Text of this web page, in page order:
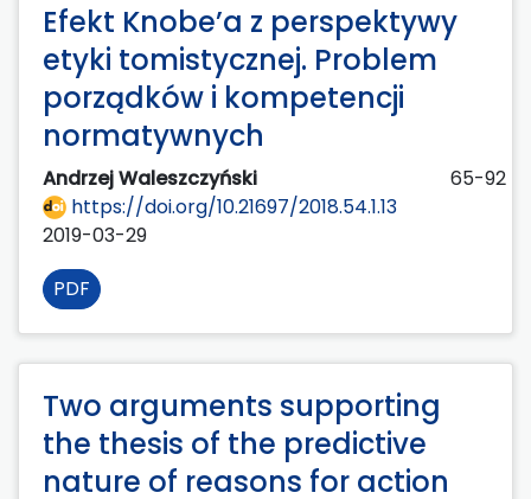
Efekt Knobe’a z perspektywy
etyki tomistycznej. Problem
porządków i kompetencji
normatywnych
Andrzej Waleszczyński
65-92
https://doi.org/10.21697/2018.54.1.13
2019-03-29
PDF
Two arguments supporting
the thesis of the predictive
nature of reasons for action